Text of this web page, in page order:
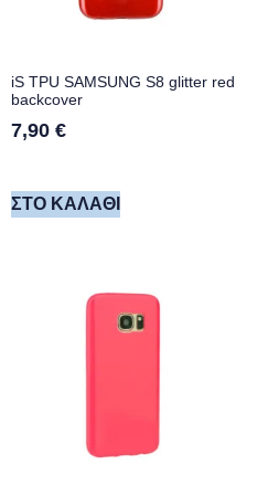
iS TPU SAMSUNG S8 glitter red
backcover
7,90 €
ΣΤΟ ΚΑΛΆΘΙ